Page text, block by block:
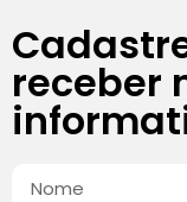
receber